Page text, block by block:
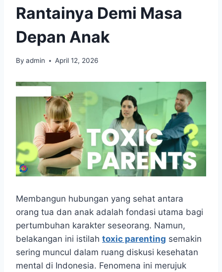
Rantainya Demi Masa
Depan Anak
By admin April 12, 2026
Membangun hubungan yang sehat antara
orang tua dan anak adalah fondasi utama bagi
pertumbuhan karakter seseorang. Namun,
belakangan ini istilah toxic parenting semakin
sering muncul dalam ruang diskusi kesehatan
mental di Indonesia. Fenomena ini merujuk